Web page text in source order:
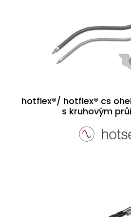
hotflex®/ hotflex® cs
s kruhovým